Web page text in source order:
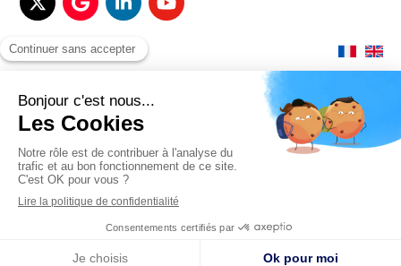
© 2017-2025 QUALITAIR&SEA Dimotrans Group. Tout droits réservés.